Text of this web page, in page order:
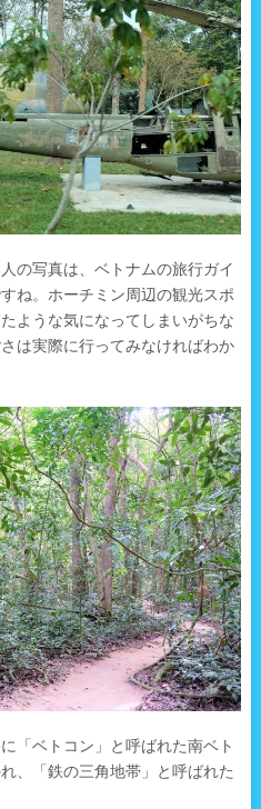
の写真は、ベトナムの旅行ガイ
ね。ホーチミン周辺の観光スポ
ような気になってしまいがちな
は実際に行ってみなければわか
「ベトコン」と呼ばれた南ベト
、「鉄の三角地帯」と呼ばれた